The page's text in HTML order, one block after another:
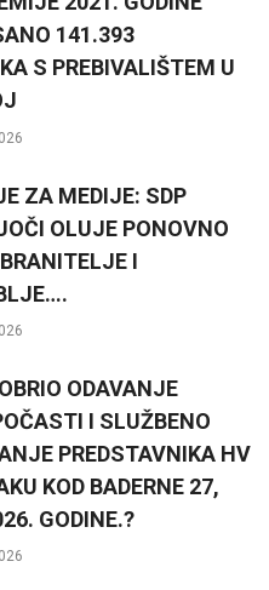
141.393
S PREBIVALIŠTEM U
ZA MEDIJE: SDP
OLUJE PONOVNO
I
ODAVANJE
I SLUŽBENO
PREDSTAVNIKA HV
KOD BADERNE 27,
GODINE.?